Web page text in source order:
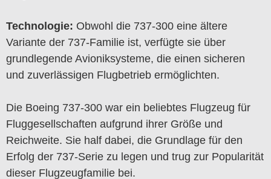
Technologie: Obwohl die 737-300 eine ältere
Variante der 737-Familie ist, verfügte sie über
grundlegende Avioniksysteme, die einen sicheren
und zuverlässigen Flugbetrieb ermöglichten.
Die Boeing 737-300 war ein beliebtes Flugzeug für
Fluggesellschaften aufgrund ihrer Größe und
Reichweite. Sie half dabei, die Grundlage für den
Erfolg der 737-Serie zu legen und trug zur Popularität
dieser Flugzeugfamilie bei.